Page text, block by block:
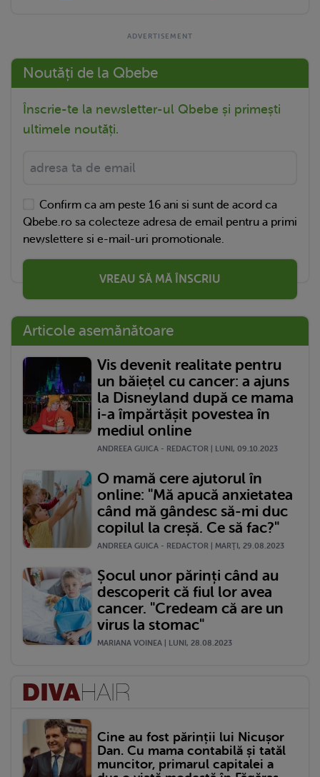
Noutăți de la Qbebe
Înscrie-te la newsletter-ul Qbebe și primești
ultimele noutăți.
Confirm ca am peste 16 ani si sunt de acord ca
Qbebe.ro sa colecteze adresa de email pentru a primi
newslettere si e-mail-uri promotionale.
VREAU SĂ MĂ ÎNSCRIU
Articole asemănătoare
Vis devenit realitate pentru
un băiețel cu cancer: a ajuns
la Disneyland după ce mama
i-a împărtășit povestea în
mediul online
ANDREEA GUICA - REDACTOR | LUNI, 09.10.2023
O mamă cere ajutorul în
online: "Mă apucă anxietatea
când mă gândesc să-mi duc
copilul la creșă. Ce să fac?"
ANDREEA GUICA - REDACTOR | MARŢI, 29.08.2023
Șocul unor părinți când au
descoperit că fiul lor avea
cancer. "Credeam că are un
virus la stomac"
MARIANA VOINEA | LUNI, 28.08.2023
Cine au fost părinții lui Nicușor
Dan. Cu mama contabilă și tatăl
muncitor, primarul capitalei a